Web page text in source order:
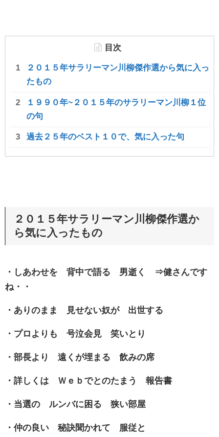
目次
２０１５年サラリーマン川柳傑作選から気に入っ
たもの
１９９０年~２０１５年のサラリーマン川柳１位
の句
過去２５年のベスト１０で、気に入った句
２０１５年サラリーマン川柳傑作選か
ら気に入ったもの
・しあわせを 背中で語る 男逝く ⇒健さんです
ね・・
・ありのまま 見せない奴が 出世する
・プロよりも 号泣会見 笑いとり
・部長より 遠くが埋まる 飲みの席
・詳しくは Ｗｅｂでとのたまう 報告書
・当選の ルンバに困る 狭い部屋
・仲の良い 秘訣聞かれて 服従と